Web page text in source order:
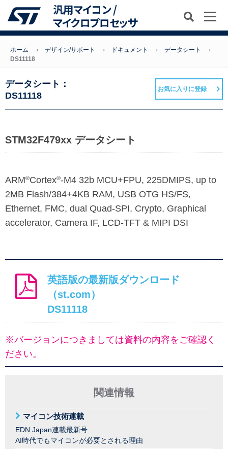
汎用マイコン /
マイクロプロセッサ
ホーム デザイン/サポート ドキュメント
データシート
DS11118
データシート：
DS11118
お気に入りに登録
STM32F479xx データシート
ARM®Cortex®-M4 32b MCU+FPU, 225DMIPS, up to
2MB Flash/384+4KB RAM, USB OTG HS/FS,
Ethernet, FMC, dual Quad-SPI, Crypto, Graphical
accelerator, Camera IF, LCD-TFT & MIPI DSI
英語版の最新版ダウンロード
（st.com）
DS11118
※バージョンにつきましては資料の内容をご確認く
ださい。
関連情報
マイコン技術連載
EDN Japan連載最新号
AI時代でもマイコンが必要とされる理由